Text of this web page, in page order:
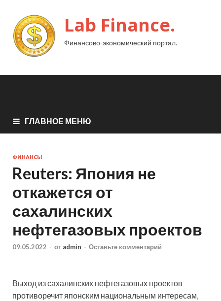
Lab Finance.
Финансово-экономический портал.
ГЛАВНОЕ МЕНЮ
ФИНАНСЫ
Reuters: Япония не
откажется от
сахалинских
нефтегазовых проектов
09.05.2022 - от admin - Оставьте комментарий
Выход из сахалинских нефтегазовых проектов
противоречит японским национальным интересам,